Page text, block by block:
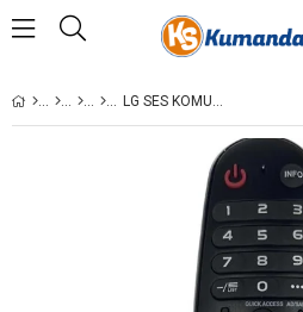
LG SES KOMUTSUZ (MIKROFONSUZ) YENI MODEL KUMANDA